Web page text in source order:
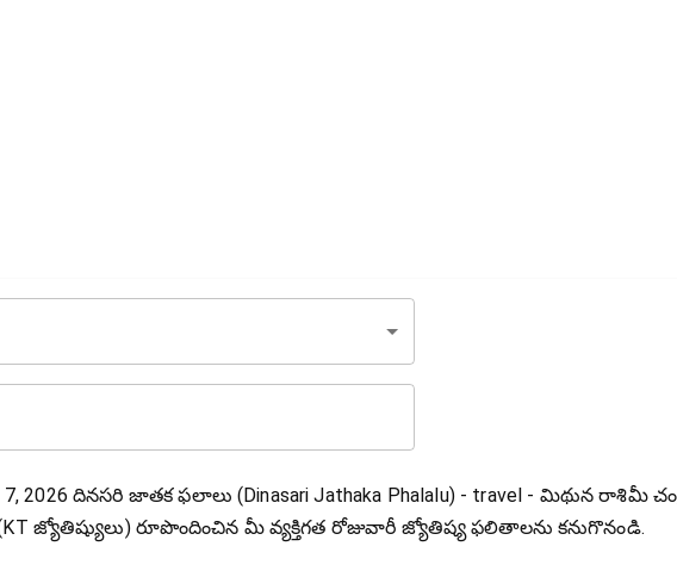
2026 దినసరి జాతక ఫలాలు (Dinasari Jathaka Phalalu) - travel - మిథున రాశిమీ
జ్యోతిష్యులు) రూపొందించిన మీ వ్యక్తిగత రోజువారీ జ్యోతిష్య ఫలితాలను కనుగొనండి.